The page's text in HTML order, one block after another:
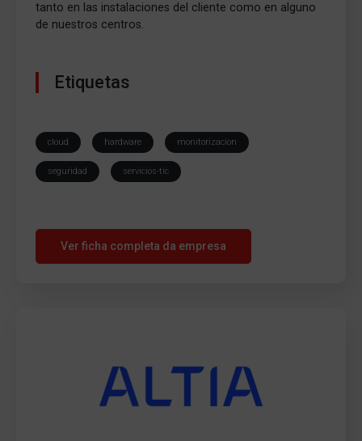
tanto en las instalaciones del cliente como en alguno
de nuestros centros.
Etiquetas
cloud hardware monitorizacion
seguridad servicios-tic
Ver ficha completa da empresa